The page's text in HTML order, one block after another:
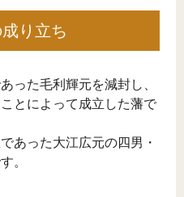
り立ち
った毛利輝元を減封し、
とによって成立した藩で
あった大江広元の四男・
。